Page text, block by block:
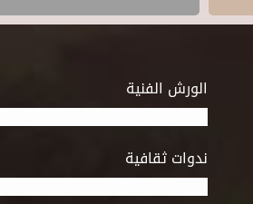
الورش الفنية
ندوات ثقافية